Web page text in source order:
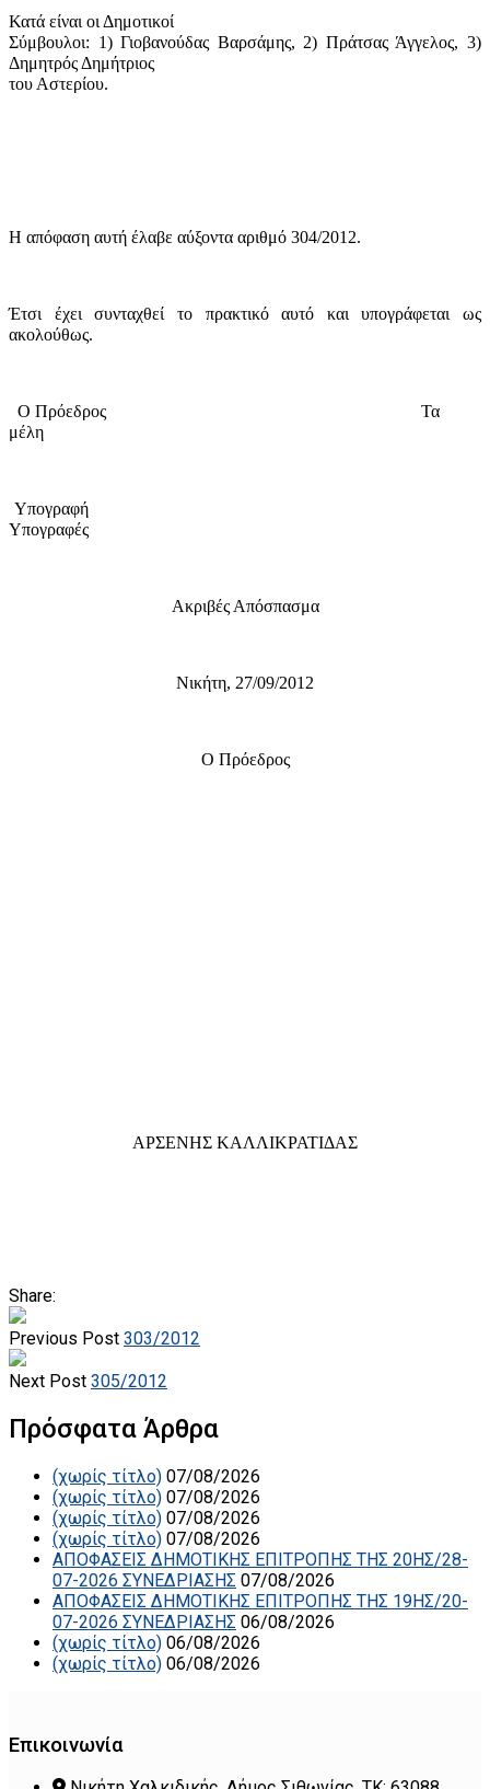
Κατά είναι οι Δημοτικοί
Σύμβουλοι: 1) Γιοβανούδας Βαρσάμης, 2) Πράτσας Άγγελος, 3)
Δημητρός Δημήτριος
του Αστερίου.
Η απόφαση αυτή έλαβε αύξοντα αριθμό 304/2012.
Έτσι έχει συνταχθεί το πρακτικό αυτό και υπογράφεται ως
ακολούθως.
Ο Πρόεδρος
Τα
μέλη
Υπογραφή
Υπογραφές
Ακριβές Απόσπασμα
Νικήτη, 27/09/2012
Ο Πρόεδρος
ΑΡΣΕΝΗΣ ΚΑΛΛΙΚΡΑΤΙΔΑΣ
Share:
Previous Post 303/2012
Next Post 305/2012
Πρόσφατα Άρθρα
(χωρίς τίτλο) 07/08/2026
(χωρίς τίτλο) 07/08/2026
(χωρίς τίτλο) 07/08/2026
(χωρίς τίτλο) 07/08/2026
ΑΠΟΦΑΣΕΙΣ ΔΗΜΟΤΙΚΗΣ ΕΠΙΤΡΟΠΗΣ ΤΗΣ 20ΗΣ/28-
07-2026 ΣΥΝΕΔΡΙΑΣΗΣ 07/08/2026
ΑΠΟΦΑΣΕΙΣ ΔΗΜΟΤΙΚΗΣ ΕΠΙΤΡΟΠΗΣ ΤΗΣ 19ΗΣ/20-
07-2026 ΣΥΝΕΔΡΙΑΣΗΣ 06/08/2026
(χωρίς τίτλο) 06/08/2026
(χωρίς τίτλο) 06/08/2026
Επικοινωνία